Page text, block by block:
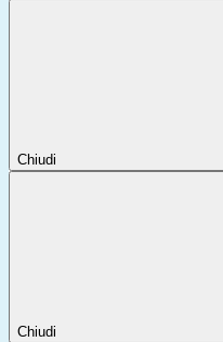
Chiudi
Chiudi